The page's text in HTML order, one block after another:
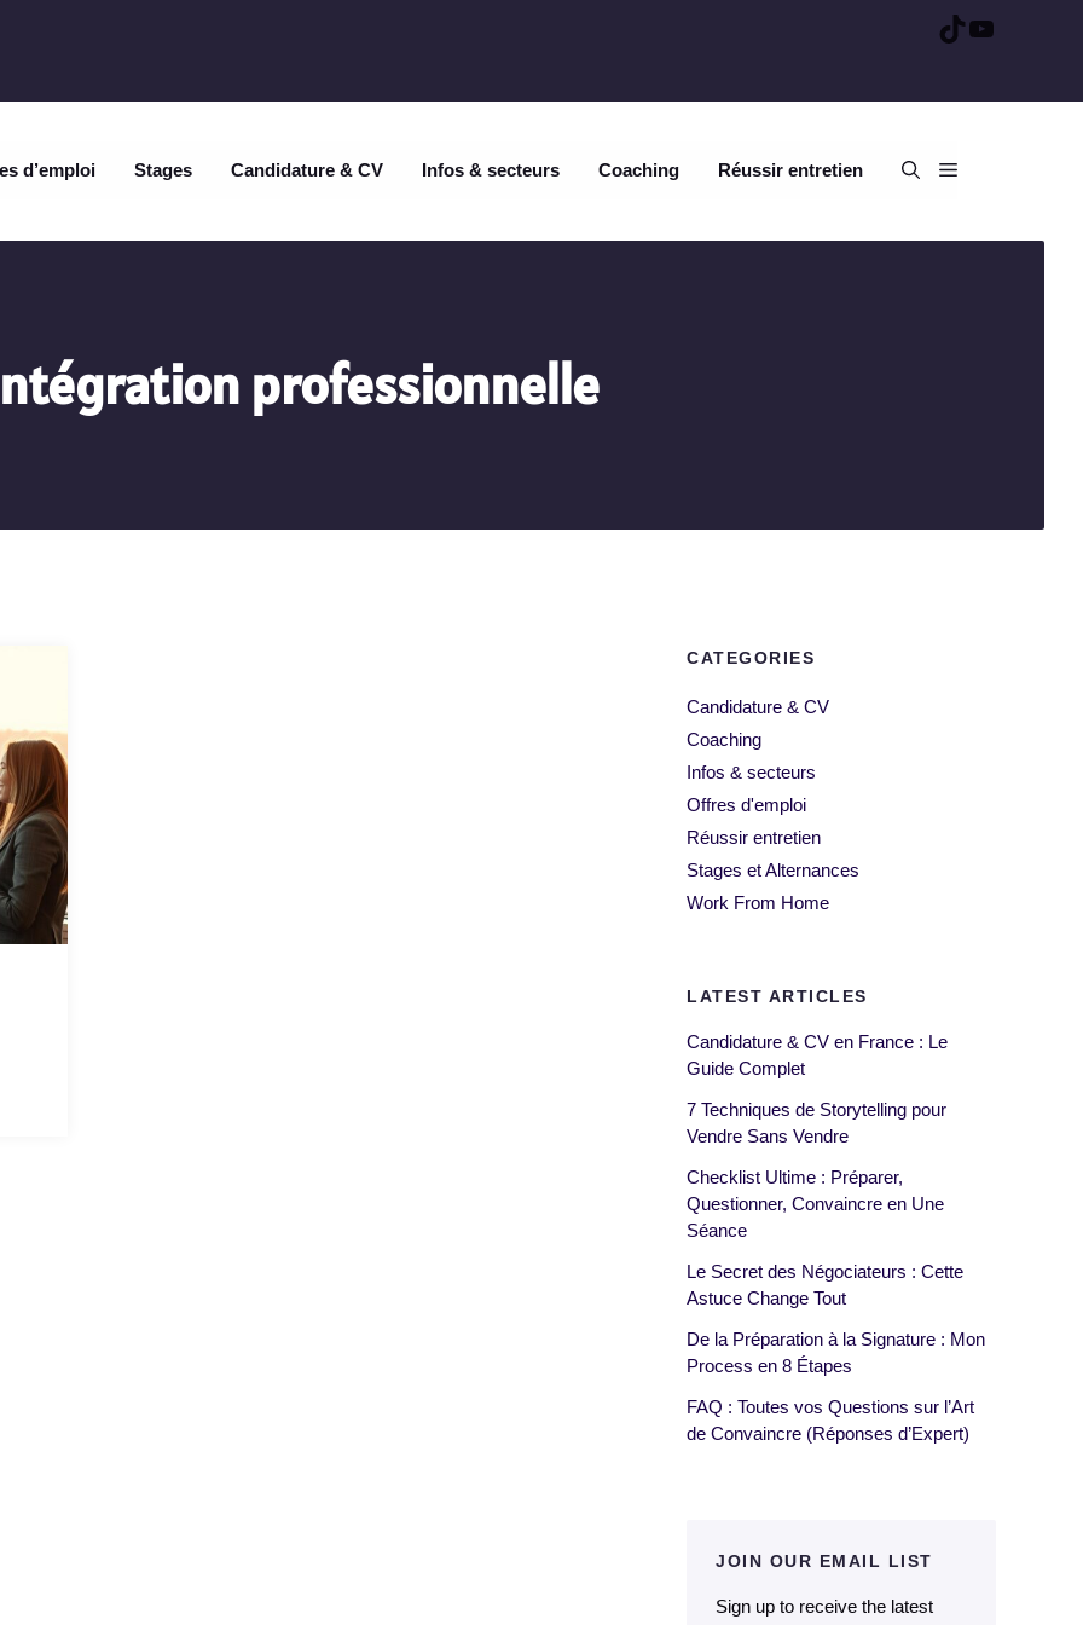
TikTokYouTube
d’emploi Stages Candidature & CV Infos & secteurs Coaching Réussir entretien
professionnelle
CATEGORIES
Candidature & CV
Coaching
Infos & secteurs
Offres d'emploi
Réussir entretien
Stages et Alternances
Work From Home
LATEST ARTICLES
Candidature & CV en France : Le
Guide Complet
7 Techniques de Storytelling pour
Vendre Sans Vendre
Checklist Ultime : Préparer,
Questionner, Convaincre en Une
Séance
Le Secret des Négociateurs : Cette
Astuce Change Tout
De la Préparation à la Signature : Mon
Process en 8 Étapes
FAQ : Toutes vos Questions sur l’Art
de Convaincre (Réponses d’Expert)
JOIN OUR EMAIL LIST
Sign up to receive the latest